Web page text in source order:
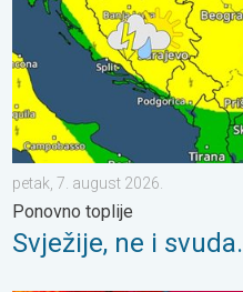
petak, 7. august 2026.
Ponovno toplije
Svježije, ne i